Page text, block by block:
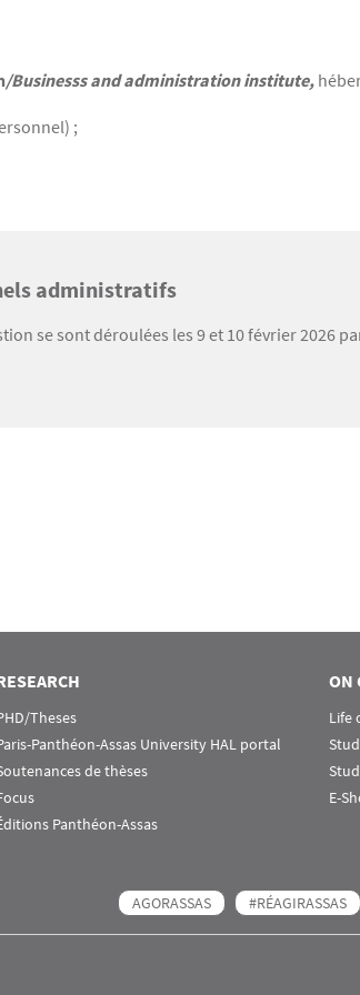
/Businesss and administration institute,
;
administratifs
se sont déroulées les 9 et 10 février 2026
Theses
Panthéon-Assas University HAL portal
de thèses
Panthéon-Assas
ON
Life
E-
AGORASSAS #RÉAGIRASSAS